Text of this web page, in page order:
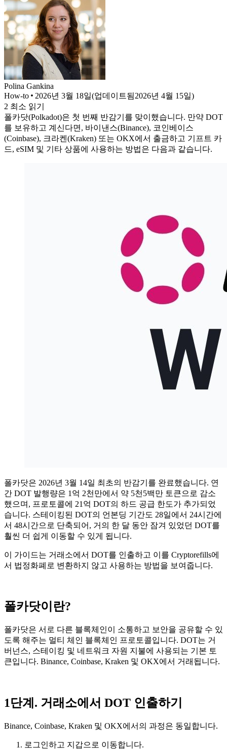
Polina Gankina
How-to
2026년 3월 18일(업데이트됨2026년 4월 15일)
2 최소 읽기
폴카닷(Polkadot)은 첫 번째 반감기를 맞이했습니다. 만약 DOT
를 보유하고 계신다면, 바이낸스(Binance), 코인베이스
(Coinbase), 크라켄(Kraken) 또는 OKX에서 출금하고 기프트 카
드, eSIM 및 기타 상품에 사용하는 방법은 다음과 같습니다.
폴카닷은 2026년 3월 14일 최초의 반감기를 완료했습니다. 연
간 DOT 발행량은 1억 2천만에서 약 5천5백만 토큰으로 감소
했으며, 프로토콜에 21억 DOT의 하드 공급 한도가 추가되었
습니다. 스테이킹된 DOT의 언본딩 기간도 28일에서 24시간에
서 48시간으로 단축되어, 거의 한 달 동안 잠겨 있었던 DOT를
훨씬 더 쉽게 이동할 수 있게 됩니다.
이 가이드는 거래소에서 DOT를 인출하고 이를 Cryptorefills에
서 법정화폐로 변환하지 않고 사용하는 방법을 보여줍니다.
폴카닷이란?
폴카닷은 서로 다른 블록체인이 소통하고 보안을 공유할 수 있
도록 해주는 멀티 체인 블록체인 프로토콜입니다. DOT는 거
버넌스, 스테이킹 및 네트워크 자원 지불에 사용되는 기본 토
큰입니다. Binance, Coinbase, Kraken 및 OKX에서 거래됩니다.
1단계. 거래소에서 DOT 인출하기
Binance, Coinbase, Kraken 및 OKX에서의 과정은 동일합니다.
로그인하고 지갑으로 이동합니다.